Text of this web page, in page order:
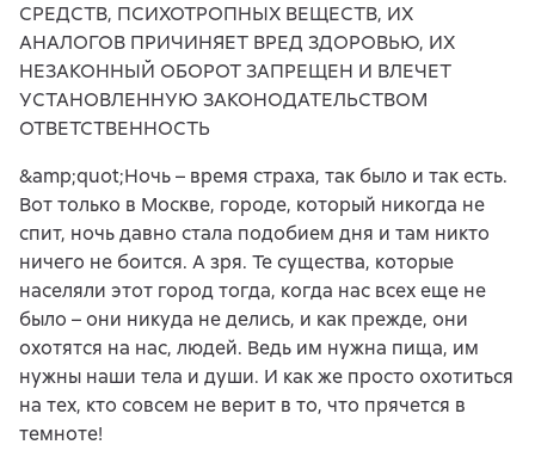
СРЕДСТВ, ПСИХОТРОПНЫХ ВЕЩЕСТВ, ИХ
АНАЛОГОВ ПРИЧИНЯЕТ ВРЕД ЗДОРОВЬЮ, ИХ
НЕЗАКОННЫЙ ОБОРОТ ЗАПРЕЩЕН И ВЛЕЧЕТ
УСТАНОВЛЕННУЮ ЗАКОНОДАТЕЛЬСТВОМ
ОТВЕТСТВЕННОСТЬ
&amp;quot;Ночь – время страха, так было и так есть.
Вот только в Москве, городе, который никогда не
спит, ночь давно стала подобием дня и там никто
ничего не боится. А зря. Те существа, которые
населяли этот город тогда, когда нас всех еще не
было – они никуда не делись, и как прежде, они
охотятся на нас, людей. Ведь им нужна пища, им
нужны наши тела и души. И как же просто охотиться
на тех, кто совсем не верит в то, что прячется в
темноте!